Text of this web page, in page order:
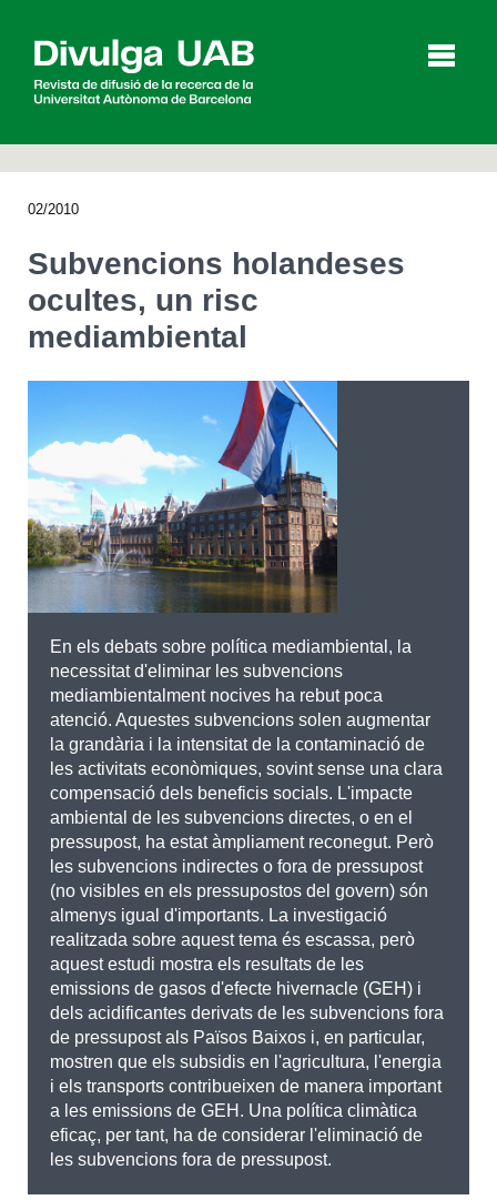
Agenda
Español
CERCAR
02/2010
Subvencions holandeses
ocultes, un risc
mediambiental
En els debats sobre política mediambiental, la
necessitat d'eliminar les subvencions
mediambientalment nocives ha rebut poca
atenció. Aquestes subvencions solen augmentar
la grandària i la intensitat de la contaminació de
les activitats econòmiques, sovint sense una clara
compensació dels beneficis socials. L'impacte
ambiental de les subvencions directes, o en el
pressupost, ha estat àmpliament reconegut. Però
les subvencions indirectes o fora de pressupost
(no visibles en els pressupostos del govern) són
almenys igual d'importants. La investigació
realitzada sobre aquest tema és escassa, però
aquest estudi mostra els resultats de les
emissions de gasos d'efecte hivernacle (GEH) i
dels acidificantes derivats de les subvencions fora
de pressupost als Països Baixos i, en particular,
mostren que els subsidis en l'agricultura, l'energia
i els transports contribueixen de manera important
a les emissions de GEH. Una política climàtica
eficaç, per tant, ha de considerar l'eliminació de
les subvencions fora de pressupost.